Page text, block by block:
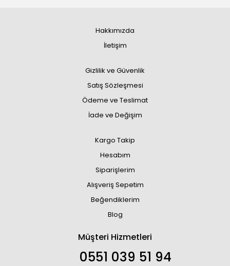
Hakkımızda
İletişim
Gizlilik ve Güvenlik
Satış Sözleşmesi
Ödeme ve Teslimat
İade ve Değişim
Kargo Takip
Hesabım
Siparişlerim
Alışveriş Sepetim
Beğendiklerim
Blog
Müşteri Hizmetleri
0551 039 51 94